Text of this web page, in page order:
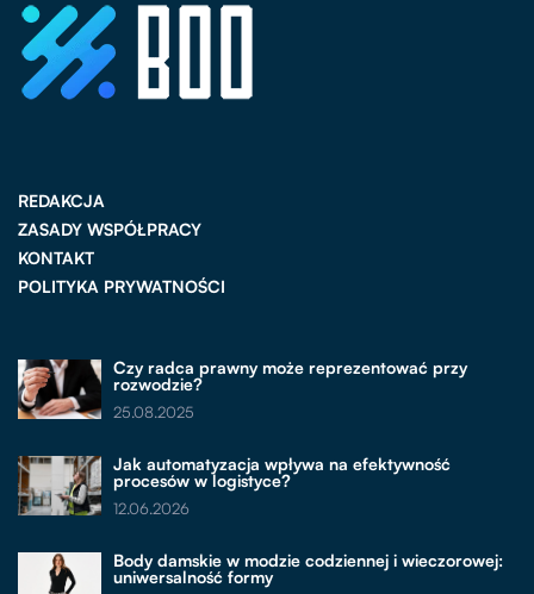
REDAKCJA
ZASADY WSPÓŁPRACY
KONTAKT
POLITYKA PRYWATNOŚCI
Czy radca prawny może reprezentować przy
rozwodzie?
25.08.2025
Jak automatyzacja wpływa na efektywność
procesów w logistyce?
12.06.2026
Body damskie w modzie codziennej i wieczorowej:
uniwersalność formy